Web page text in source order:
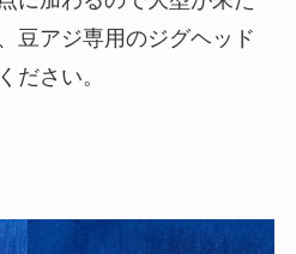
豆アジ専用のジグヘッド
ださい。